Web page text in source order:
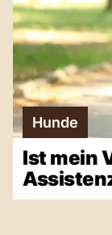
Hunde
Ist mein